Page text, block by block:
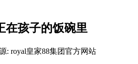
在孩子的饭碗里
: royal皇家88集团官方网站